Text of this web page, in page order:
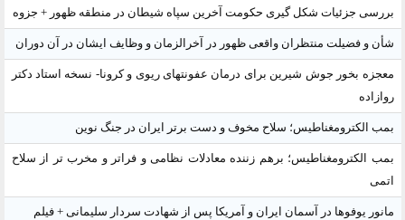
بررسی جزئیات شکل گیری حکومت آخرین سپاه شیطان در منطقه ظهور + جزوه
شأن و فضیلت منتظران واقعی ظهور در آخرالزمان و وظایف ایشان در آن دوران
معجزه بخور جوش شیرین برای درمان عفونتهای ریوی و کرونا- نسخه استاد دکتر
روازاده
بمب الکترومغناطیس؛ سلاح مخوف و دست برتر ایران در جنگ نوین
بمب الکترومغناطیس؛ برهم زننده معادلات نظامی و فراتر و مخرب تر از سلاح
اتمی
مانور یوفوها در آسمان ایران و آمریکا پس از شهادت سردار سلیمانی + فیلم